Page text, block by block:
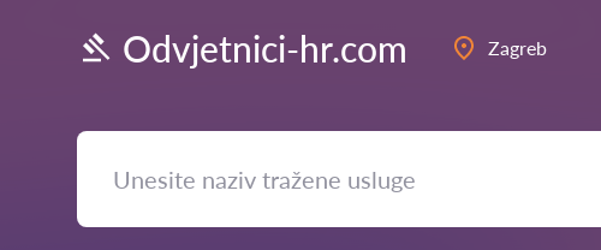
Odvjetnici-hr.com Zagreb